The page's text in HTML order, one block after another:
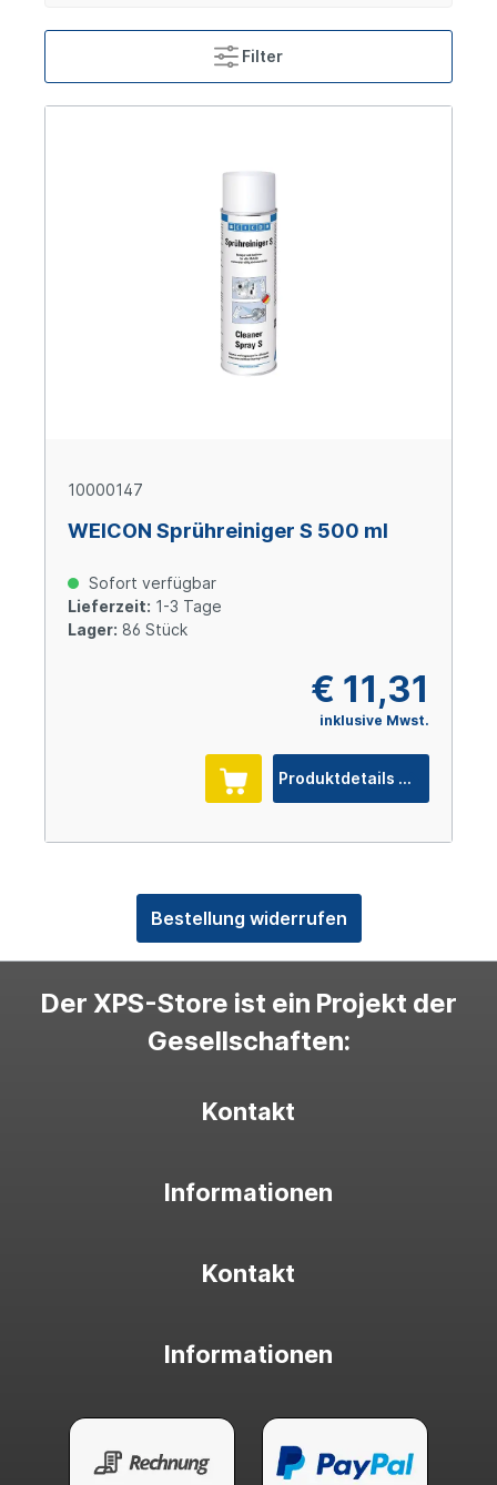
Filter
10000147
WEICON Sprühreiniger S 500 ml
Sofort verfügbar
Lieferzeit: 1-3 Tage
Lager: 86 Stück
€ 11,31
inklusive Mwst.
Produktdetails
Bestellung widerrufen
Der XPS-Store ist ein Projekt der
Gesellschaften:
Kontakt
Informationen
Kontakt
Informationen